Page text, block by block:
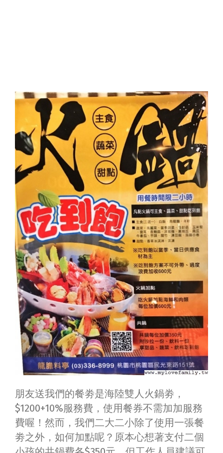
朋友送我們的餐劵是海陸雙人火鍋劵，
$1200+10%服務費，使用餐券不需加加服務
費喔！然而，我們二大二小除了使用一張餐
劵之外，如何加點呢？原本心想著支付二個